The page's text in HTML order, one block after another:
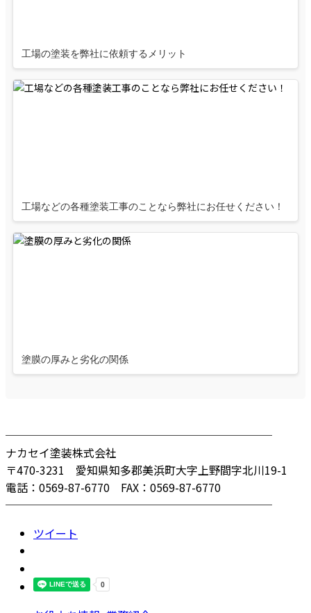
工場の塗装を弊社に依頼するメリット
工場などの各種塗装工事のことなら弊社にお任せください！
塗膜の厚みと劣化の関係
────────────────────────
ナカセイ塗装株式会社
〒470-3231 愛知県知多郡美浜町大字上野間字北川19-1
電話：0569-87-6770 FAX：0569-87-6770
────────────────────────
ツイート